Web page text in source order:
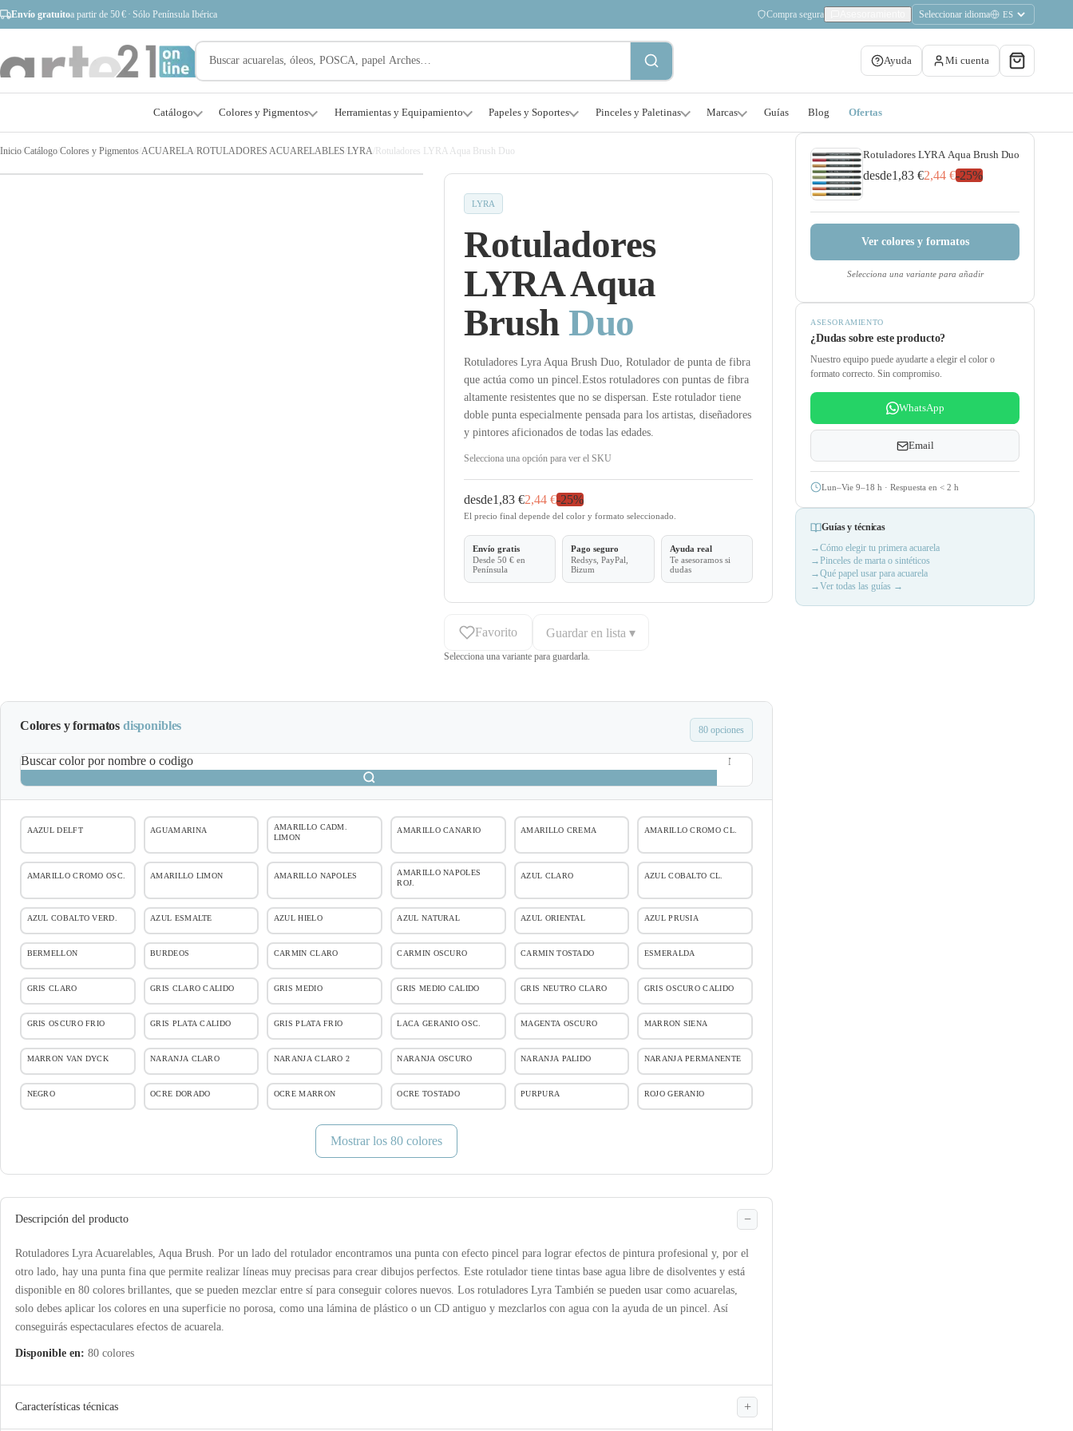
Envío gratuitoa partir de 50 € · Sólo Península Ibérica Compra segura Seleccionar idioma
Ayuda Mi cuenta
Catálogo Colores y Pigmentos Herramientas y Equipamiento Papeles y Soportes Pinceles y Paletinas Marcas Guías Blog Ofertas
Inicio Catálogo Colores y Pigmentos ACUARELA ROTULADORES ACUARELABLES LYRA Rotuladores LYRA Aqua Brush Duo
LYRA
Rotuladores
LYRA Aqua
Brush Duo
Rotuladores Lyra Aqua Brush Duo, Rotulador de punta de fibra
que actúa como un pincel.Estos rotuladores con puntas de fibra
altamente resistentes que no se dispersan. Este rotulador tiene
doble punta especialmente pensada para los artistas, diseñadores
y pintores aficionados de todas las edades.
Selecciona una opción para ver el SKU
desde1,83 €2,44 €-25%
El precio final depende del color y formato seleccionado.
Envío gratis
Desde 50 € en
Península
Pago seguro
Redsys, PayPal,
Bizum
Ayuda real
Te asesoramos si
dudas
Favorito Guardar en lista ▾
Selecciona una variante para guardarla.
Colores y formatos disponibles 80 opciones
Buscar color por nombre o codigo
AAZUL DELFT AGUAMARINA
AMARILLO CADM.
LIMON
AMARILLO CANARIO AMARILLO CREMA AMARILLO CROMO CL.
AMARILLO CROMO OSC. AMARILLO LIMON AMARILLO NAPOLES
AMARILLO NAPOLES
ROJ.
AZUL CLARO AZUL COBALTO CL.
AZUL COBALTO VERD. AZUL ESMALTE AZUL HIELO AZUL NATURAL AZUL ORIENTAL AZUL PRUSIA
BERMELLON BURDEOS CARMIN CLARO CARMIN OSCURO CARMIN TOSTADO ESMERALDA
GRIS CLARO GRIS CLARO CALIDO GRIS MEDIO GRIS MEDIO CALIDO GRIS NEUTRO CLARO GRIS OSCURO CALIDO
GRIS OSCURO FRIO GRIS PLATA CALIDO GRIS PLATA FRIO LACA GERANIO OSC. MAGENTA OSCURO MARRON SIENA
MARRON VAN DYCK NARANJA CLARO NARANJA CLARO 2 NARANJA OSCURO NARANJA PALIDO NARANJA PERMANENTE
NEGRO OCRE DORADO OCRE MARRON OCRE TOSTADO PURPURA ROJO GERANIO
Mostrar los 80 colores
Descripción del producto
Rotuladores Lyra Acuarelables, Aqua Brush. Por un lado del rotulador encontramos una punta con efecto pincel para lograr efectos de pintura profesional y, por el
otro lado, hay una punta fina que permite realizar líneas muy precisas para crear dibujos perfectos. Este rotulador tiene tintas base agua libre de disolventes y está
disponible en 80 colores brillantes, que se pueden mezclar entre sí para conseguir colores nuevos. Los rotuladores Lyra También se pueden usar como acuarelas,
solo debes aplicar los colores en una superficie no porosa, como una lámina de plástico o un CD antiguo y mezclarlos con agua con la ayuda de un pincel. Así
conseguirás espectaculares efectos de acuarela.
Disponible en: 80 colores
Características técnicas
Rotuladores LYRA Aqua Brush Duo
desde1,83 €2,44 €-25%
Ver colores y formatos
Selecciona una variante para añadir
ASESORAMIENTO
¿Dudas sobre este producto?
Nuestro equipo puede ayudarte a elegir el color o
formato correcto. Sin compromiso.
WhatsApp
Email
Lun–Vie 9–18 h · Respuesta en < 2 h
Guías y técnicas
Cómo elegir tu primera acuarela
Pinceles de marta o sintéticos
Qué papel usar para acuarela
Ver todas las guías →